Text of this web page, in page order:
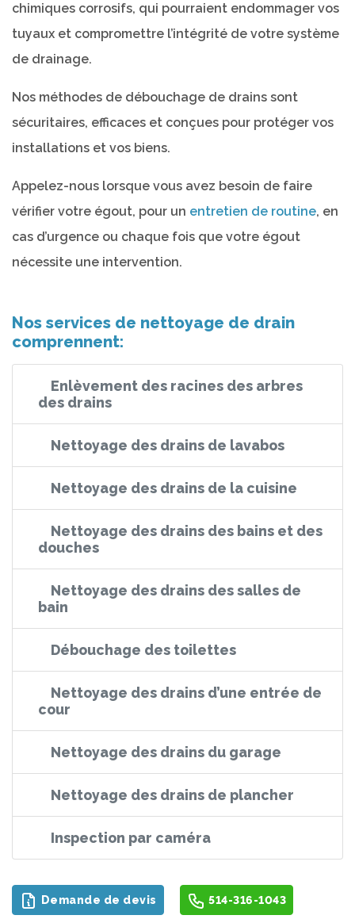
chimiques corrosifs, qui pourraient endommager vos
tuyaux et compromettre l’intégrité de votre système
de drainage.
Nos méthodes de débouchage de drains sont
sécuritaires, efficaces et conçues pour protéger vos
installations et vos biens.
Appelez-nous lorsque vous avez besoin de faire
vérifier votre égout, pour un entretien de routine, en
cas d’urgence ou chaque fois que votre égout
nécessite une intervention.
Nos services de nettoyage de drain
comprennent:
Enlèvement des racines des arbres
des drains
Nettoyage des drains de lavabos
Nettoyage des drains de la cuisine
Nettoyage des drains des bains et des
douches
Nettoyage des drains des salles de
bain
Débouchage des toilettes
Nettoyage des drains d’une entrée de
cour
Nettoyage des drains du garage
Nettoyage des drains de plancher
Inspection par caméra
Demande de devis 514-316-1043